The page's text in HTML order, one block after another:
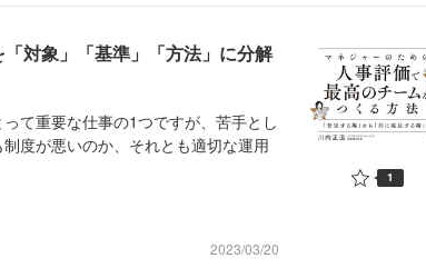
対象」「基準」「方法」に分解
て重要な仕事の1つですが、苦手とし
度が悪いのか、それとも適切な運用
2023/03/20
1